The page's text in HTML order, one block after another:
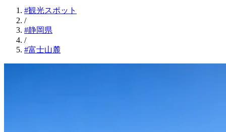
#観光スポット
/
#静岡県
/
#富士山麓